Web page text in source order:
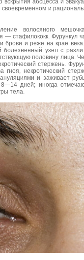
абсцесса и
своевременном и
волосяного
— стафилококк. Фурункул
брови и реже на крае
болезненный узел с
половину лица.
стержень.
гноя, некротический
и заживает
8—14 дней; иногда
тела.